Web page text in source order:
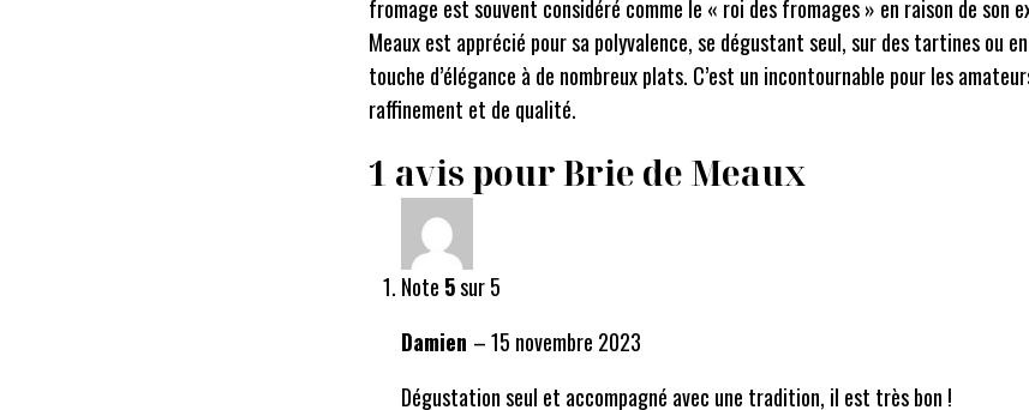
fromage est souvent considéré comme le « roi des fromages » en raison de son
Meaux est apprécié pour sa polyvalence, se dégustant seul, sur des tartines ou
touche d’élégance à de nombreux plats. C’est un incontournable pour les
raffinement et de qualité.
1 avis pourBrie de Meaux
Note 5sur 5
Damien –15 novembre 2023
Dégustation seul et accompagné avec une tradition, il est très bon !